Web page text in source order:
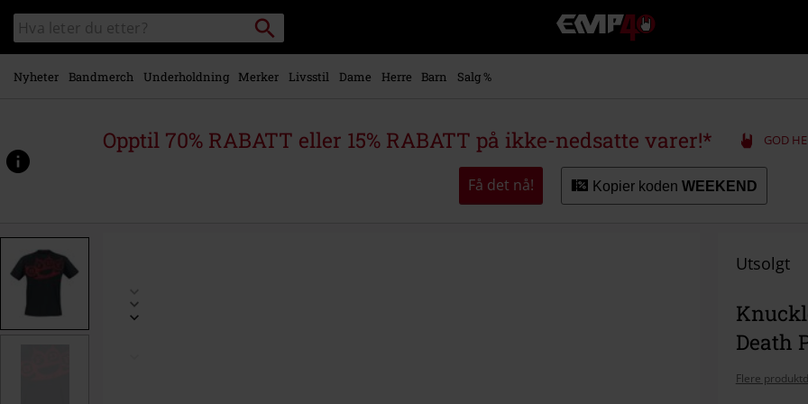
Skipp til
hovedinnhold
Søk
i
katalogen
Søk
EMP
-
Musikk,
merch
Alternativ
mote
Nyheter Bandmerch Underholdning Merker Livsstil Dame Herre Barn Salg %
Opptil 70% RABATT eller 15% RABATT på ikke-nedsatte varer!* GOD
Få det nå! Kopier koden WEEKEND
www.emp-
p/knuckles/538206.html
Utsolgt
Death
Flere